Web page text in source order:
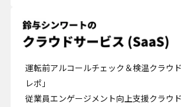
運転前アルコールチェック＆検温クラウ
レポ」
従業員エンゲージメント向上支援クラウ